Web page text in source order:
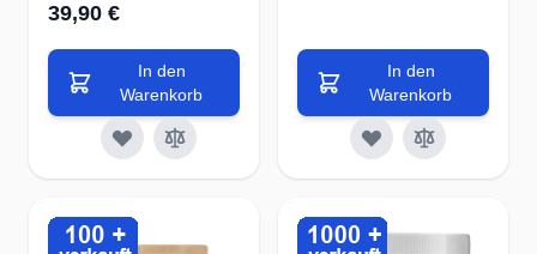
39,90 €
In den
Warenkorb
In den
Warenkorb